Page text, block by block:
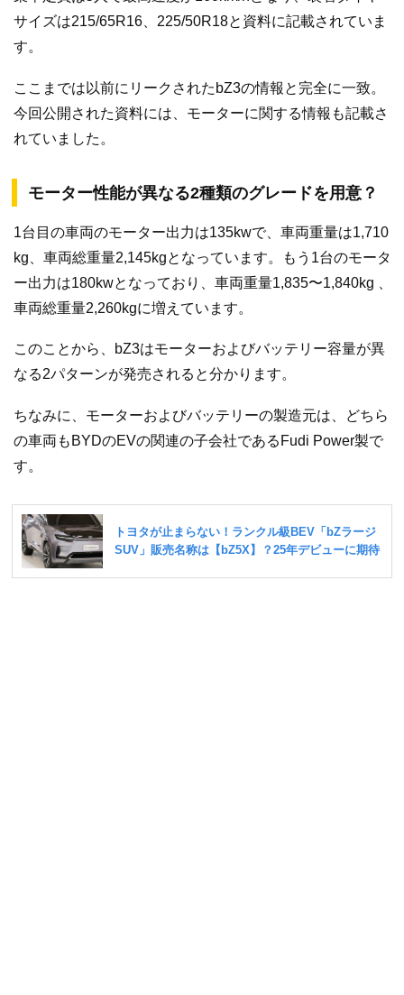
サイズは215/65R16、225/50R18と資料に記載されていま
す。
ここまでは以前にリークされたbZ3の情報と完全に一致。
今回公開された資料には、モーターに関する情報も記載さ
れていました。
モーター性能が異なる2種類のグレードを用意？
1台目の車両のモーター出力は135kwで、車両重量は1,710
kg、車両総重量2,145kgとなっています。もう1台のモータ
ー出力は180kwとなっており、車両重量1,835〜1,840kg 、
車両総重量2,260kgに増えています。
このことから、bZ3はモーターおよびバッテリー容量が異
なる2パターンが発売されると分かります。
ちなみに、モーターおよびバッテリーの製造元は、どちら
の車両もBYDのEVの関連の子会社であるFudi Power製で
す。